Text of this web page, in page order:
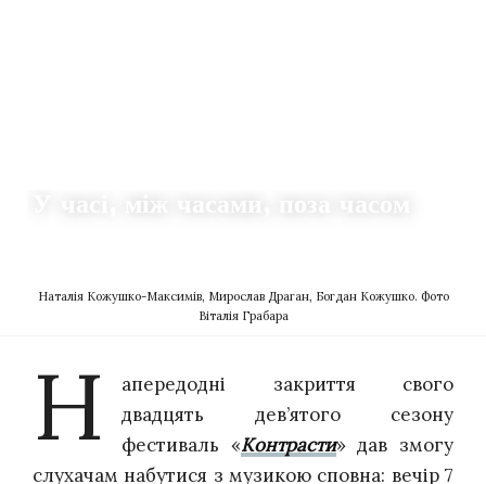
У часі, між часами, поза часом
Наталія Кожушко-Максимів, Мирослав Драган, Богдан Кожушко. Фото
Віталія Грабара
Н
апередодні закриття свого
двадцять дев’ятого сезону
фестиваль «Контрасти» дав змогу
слухачам набутися з музикою сповна: вечір 7